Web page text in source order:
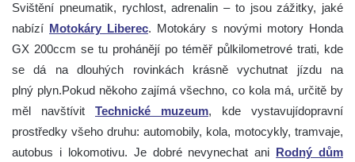
Svištění pneumatik, rychlost, adrenalin – to jsou zážitky, jaké
nabízí Motokáry Liberec. Motokáry s novými motory Honda
GX 200ccm se tu prohánějí po téměř půlkilometrové trati, kde
se dá na dlouhých rovinkách krásně vychutnat jízdu na
plný plyn.Pokud někoho zajímá všechno, co kola má, určitě by
měl navštívit Technické muzeum, kde vystavujídopravní
prostředky všeho druhu: automobily, kola, motocykly, tramvaje,
autobus i lokomotivu. Je dobré nevynechat ani Rodný dům